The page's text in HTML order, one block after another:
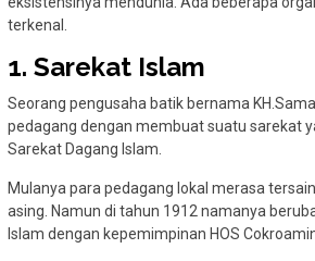
terkenal.
1. Sarekat Islam
Seorang pengusaha batik bernama
pedagang dengan membuat suatu sarekat
Sarekat Dagang Islam.
Mulanya para pedagang lokal merasa
asing. Namun di tahun 1912 namanya
Islam dengan kepemimpinan HOS